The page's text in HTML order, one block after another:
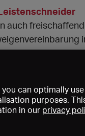
auch
can optimally
purposes.
in our privacy